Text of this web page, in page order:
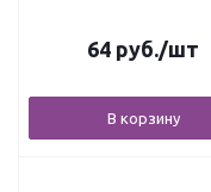
64 руб./шт
В корзину